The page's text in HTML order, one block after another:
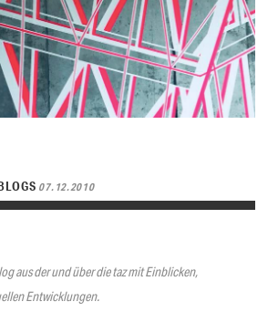
07.12.2010
aus der und über die taz mit Einblicken,
Entwicklungen.